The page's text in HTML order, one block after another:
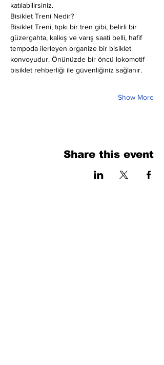
katılabilirsiniz.
Bisiklet Treni Nedir?
Bisiklet Treni, tıpkı bir tren gibi, belirli bir
güzergahta, kalkış ve varış saati belli, hafif
tempoda ilerleyen organize bir bisiklet
konvoyudur. Önünüzde bir öncü lokomotif
bisiklet rehberliği ile güvenliğiniz sağlanır.
Show More
Share this event